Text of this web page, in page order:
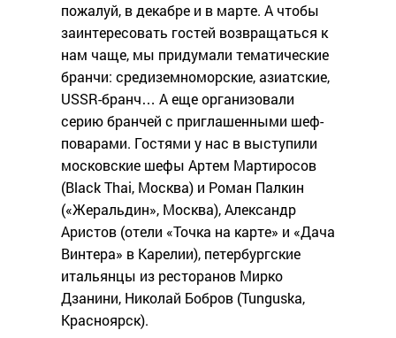
пожалуй, в декабре и в марте. А чтобы
заинтересовать гостей возвращаться к
нам чаще, мы придумали тематические
бранчи: средиземноморские, азиатские,
USSR-бранч… А еще организовали
серию бранчей с приглашенными шеф-
поварами. Гостями у нас в выступили
московские шефы Артем Мартиросов
(Black Thai, Москва) и Роман Палкин
(«Жеральдин», Москва), Александр
Аристов (отели «Точка на карте» и «Дача
Винтера» в Карелии), петербургские
итальянцы из ресторанов Мирко
Дзанини, Николай Бобров (Tunguska,
Красноярск).